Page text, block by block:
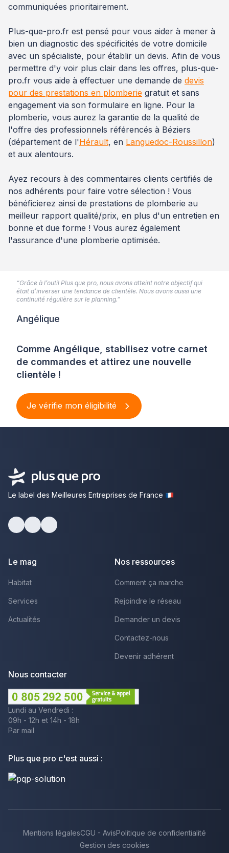
communiquées prioritairement.
Plus-que-pro.fr est pensé pour vous aider à mener à
bien un diagnostic des spécificités de votre domicile
avec un spécialiste, pour établir un devis. Afin de vous
permettre d'y voir plus clair dans les offres, plus-que-
pro.fr vous aide à effectuer une demande de devis
pour des prestations en plomberie gratuit et sans
engagement via son formulaire en ligne. Pour la
plomberie, vous aurez la garantie de la qualité de
l'offre des professionnels référencés à Béziers
(département de l'Hérault, en Languedoc-Roussillon)
et aux alentours.
Ayez recours à des commentaires clients certifiés de
nos adhérents pour faire votre sélection ! Vous
bénéficierez ainsi de prestations de plomberie au
meilleur rapport qualité/prix, en plus d'un entretien en
bonne et due forme ! Vous aurez également
l'assurance d'une plomberie optimisée.
Comme Angélique, stabilisez votre carnet
de commandes et attirez une nouvelle
clientèle !
Je vérifie mon éligibilité
“Grâce à l’outil Plus que pro, nous avons atteint notre objectif qui
était d’inverser une tendance de clientèle. Nous avons aussi une
continuité régulière sur le planning.”
Angélique
Le label des Meilleures Entreprises de France
Le mag
Habitat
Services
Actualités
Nos ressources
Comment ça marche
Rejoindre le réseau
Demander un devis
Contactez-nous
Devenir adhérent
Nous contacter
Lundi au Vendredi :
09h - 12h et 14h - 18h
Par mail
Plus que pro c'est aussi :
Mentions légalesCGU - AvisPolitique de confidentialité
Gestion des cookies